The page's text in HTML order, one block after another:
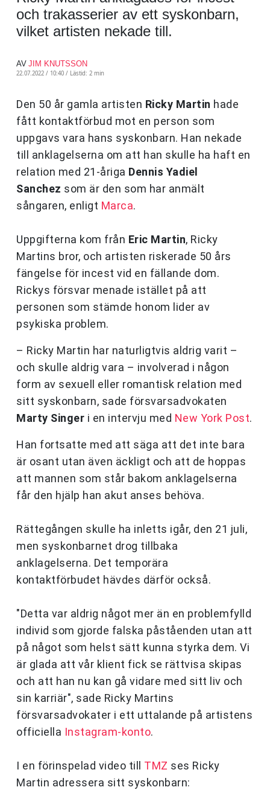
och trakasserier av ett syskonbarn,
vilket artisten nekade till.
AV JIM KNUTSSON
22.07.2022 / 10:40 / Lästid: 2 min
Den 50 år gamla artisten Ricky Martin hade
fått kontaktförbud mot en person som
uppgavs vara hans syskonbarn. Han nekade
till anklagelserna om att han skulle ha haft en
relation med 21-åriga Dennis Yadiel
Sanchez som är den som har anmält
sångaren, enligt Marca.
Uppgifterna kom från Eric Martin, Ricky
Martins bror, och artisten riskerade 50 års
fängelse för incest vid en fällande dom.
Rickys försvar menade istället på att
personen som stämde honom lider av
psykiska problem.
– Ricky Martin har naturligtvis aldrig varit –
och skulle aldrig vara – involverad i någon
form av sexuell eller romantisk relation med
sitt syskonbarn, sade försvarsadvokaten
Marty Singer i en intervju med New York Post.
Han fortsatte med att säga att det inte bara
är osant utan även äckligt och att de hoppas
att mannen som står bakom anklagelserna
får den hjälp han akut anses behöva.
Rättegången skulle ha inletts igår, den 21 juli,
men syskonbarnet drog tillbaka
anklagelserna. Det temporära
kontaktförbudet hävdes därför också.
"Detta var aldrig något mer än en problemfylld
individ som gjorde falska påståenden utan att
på något som helst sätt kunna styrka dem. Vi
är glada att vår klient fick se rättvisa skipas
och att han nu kan gå vidare med sitt liv och
sin karriär", sade Ricky Martins
försvarsadvokater i ett uttalande på artistens
officiella Instagram-konto.
I en förinspelad video till TMZ ses Ricky
Martin adressera sitt syskonbarn: